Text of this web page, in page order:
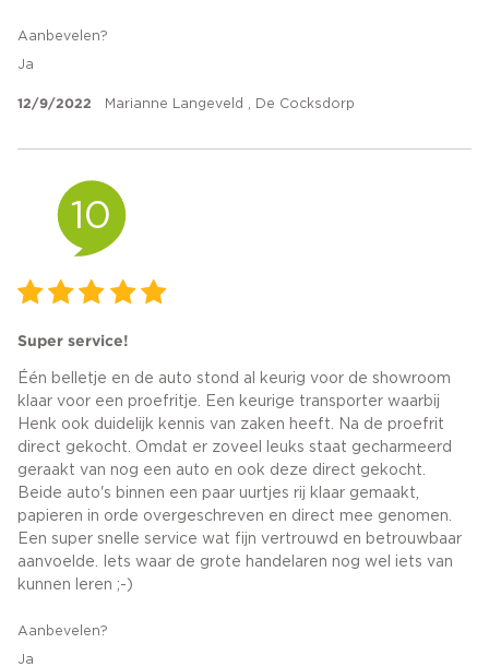
Aanbevelen?
Ja
12/9/2022 Marianne Langeveld , De Cocksdorp
10
Super service!
Één belletje en de auto stond al keurig voor de showroom
klaar voor een proefritje. Een keurige transporter waarbij
Henk ook duidelijk kennis van zaken heeft. Na de proefrit
direct gekocht. Omdat er zoveel leuks staat gecharmeerd
geraakt van nog een auto en ook deze direct gekocht.
Beide auto's binnen een paar uurtjes rij klaar gemaakt,
papieren in orde overgeschreven en direct mee genomen.
Een super snelle service wat fijn vertrouwd en betrouwbaar
aanvoelde. Iets waar de grote handelaren nog wel iets van
kunnen leren ;-)
Aanbevelen?
Ja